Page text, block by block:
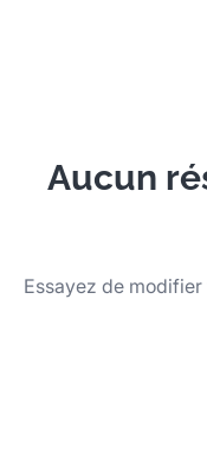
Aucun
Essayez de